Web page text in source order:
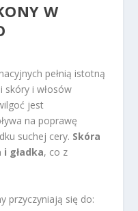
W
pełnią istotną
skóry i włosów
jest
na poprawę
suchej cery. Skóra
gładka, co z
przyczyniają się do: